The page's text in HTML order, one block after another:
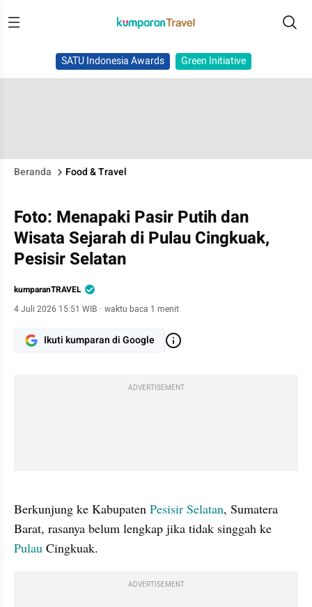
SATU Indonesia Awards Green Initiative
Beranda Food & Travel
Foto: Menapaki Pasir Putih dan
Wisata Sejarah di Pulau Cingkuak,
Pesisir Selatan
kumparanTRAVEL
4 Juli 2026 15:51 WIB · waktu baca 1 menit
Ikuti kumparan di Google
ADVERTISEMENT
Berkunjung ke Kabupaten Pesisir Selatan, Sumatera
Pulau Cingkuak.
ADVERTISEMENT